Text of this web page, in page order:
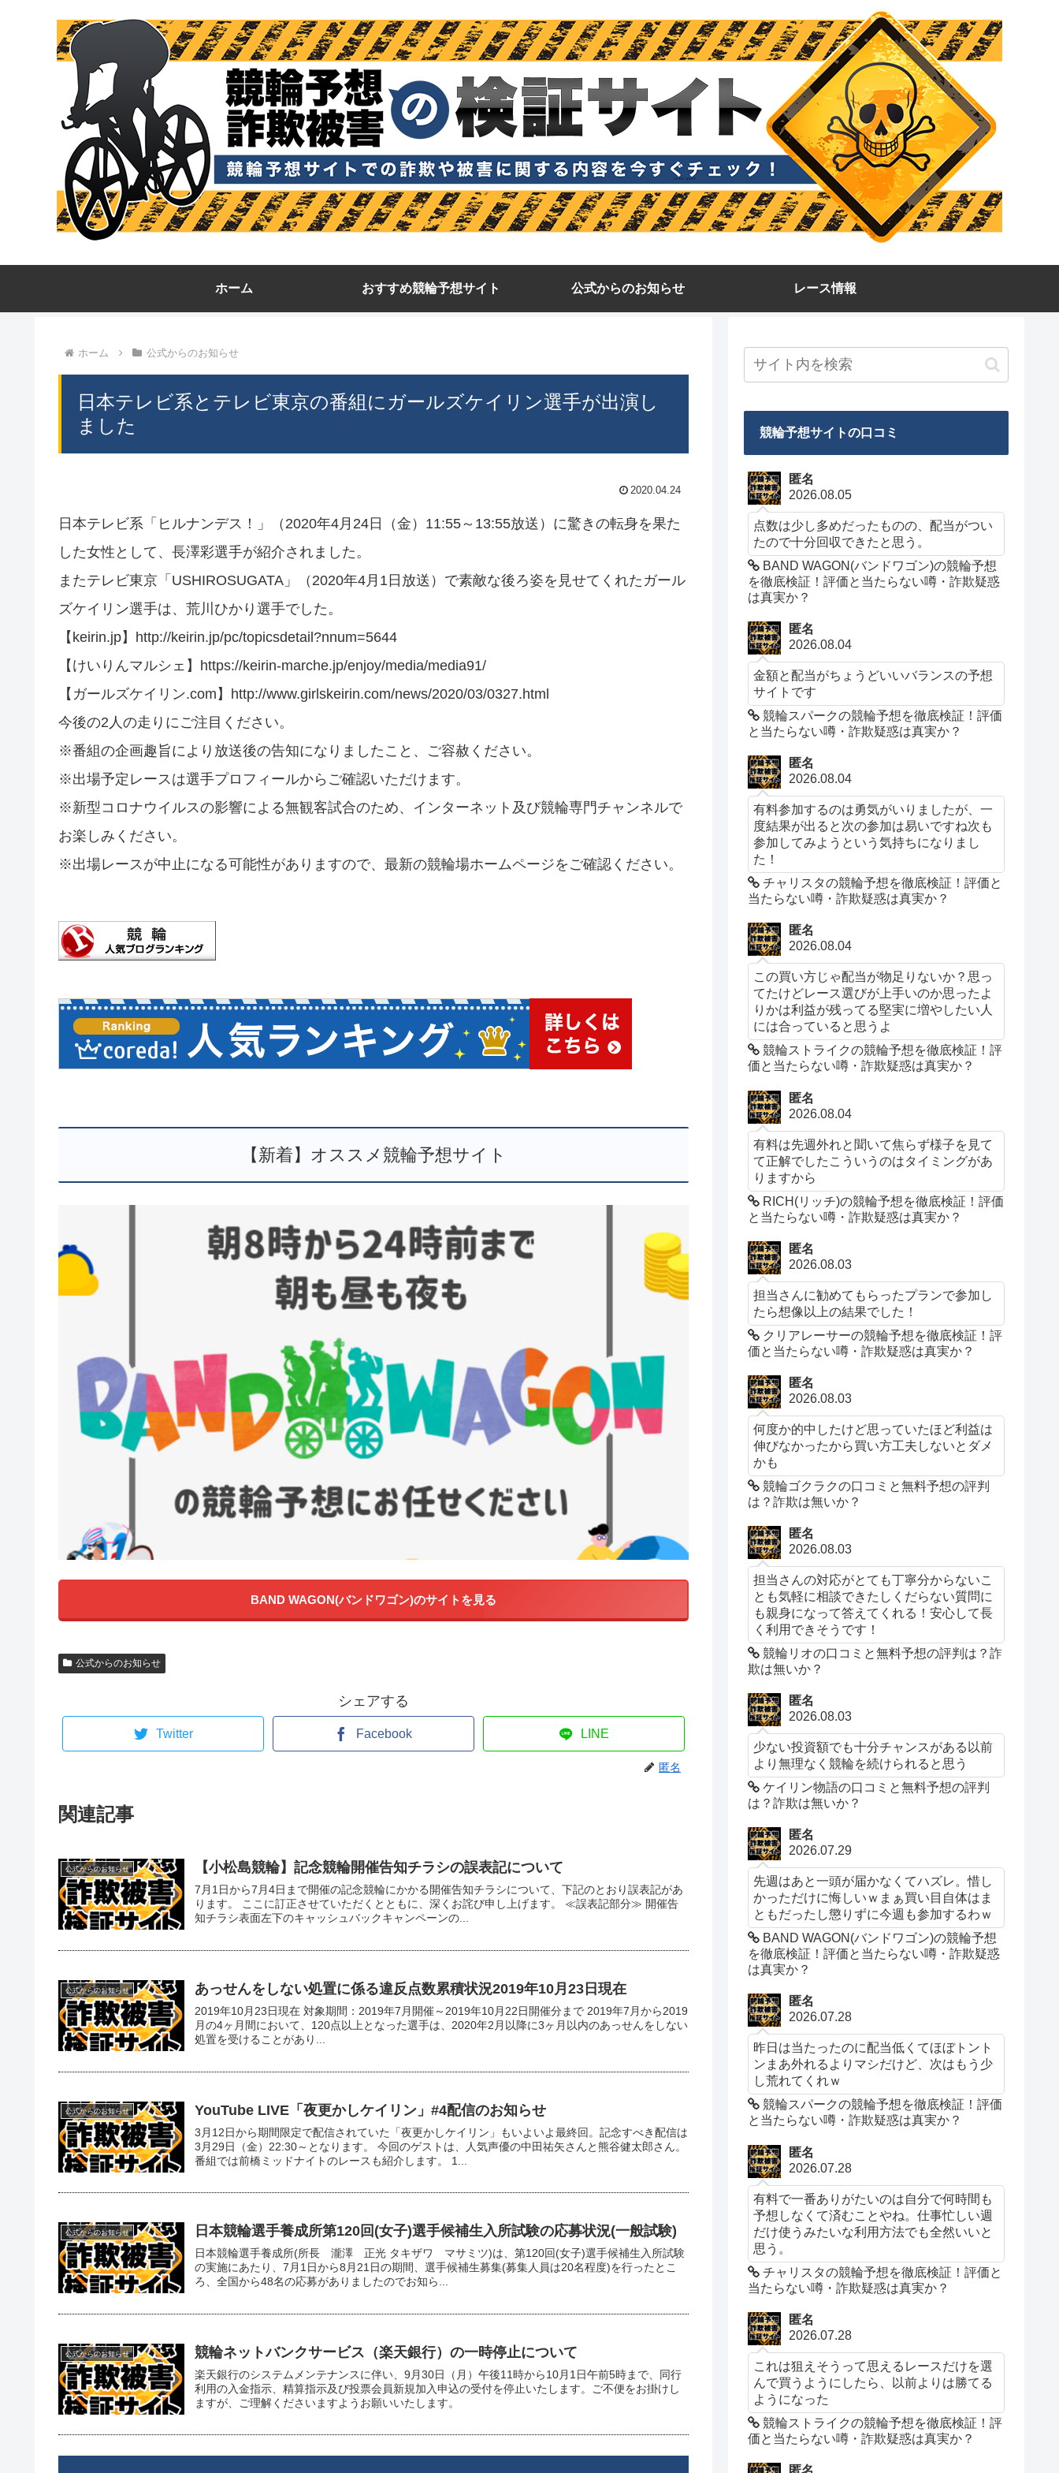
ホーム おすすめ競輪予想サイト 公式からのお知らせ レース情報
ホーム 公式からのお知らせ
日本テレビ系とテレビ東京の番組にガールズケイリン選手が出演し
ました
2020.04.24
日本テレビ系「ヒルナンデス！」（2020年4月24日（金）11:55～13:55放送）に驚きの転身を果た
した女性として、長澤彩選手が紹介されました。
またテレビ東京「USHIROSUGATA」（2020年4月1日放送）で素敵な後ろ姿を見せてくれたガール
ズケイリン選手は、荒川ひかり選手でした。
【keirin.jp】http://keirin.jp/pc/topicsdetail?nnum=5644
【けいりんマルシェ】https://keirin-marche.jp/enjoy/media/media91/
【ガールズケイリン.com】http://www.girlskeirin.com/news/2020/03/0327.html
今後の2人の走りにご注目ください。
※番組の企画趣旨により放送後の告知になりましたこと、ご容赦ください。
※出場予定レースは選手プロフィールからご確認いただけます。
※新型コロナウイルスの影響による無観客試合のため、インターネット及び競輪専門チャンネルで
お楽しみください。
※出場レースが中止になる可能性がありますので、最新の競輪場ホームページをご確認ください。
【新着】オススメ競輪予想サイト
BAND WAGON(バンドワゴン)のサイトを見る
公式からのお知らせ
シェアする
Twitter Facebook LINE
匿名
関連記事
公式からのお知らせ 【小松島競輪】記念競輪開催告知チラシの誤表記について
7月1日から7月4日まで開催の記念競輪にかかる開催告知チラシについて、下記のとおり誤表記があ
ります。 ここに訂正させていただくとともに、深くお詫び申し上げます。 ≪誤表記部分≫ 開催告
知チラシ表面左下のキャッシュバックキャンペーンの...
公式からのお知らせ あっせんをしない処置に係る違反点数累積状況2019年10月23日現在
2019年10月23日現在 対象期間：2019年7月開催～2019年10月22日開催分まで 2019年7月から2019
月の4ヶ月間において、120点以上となった選手は、2020年2月以降に3ヶ月以内のあっせんをしない
処置を受けることがあり...
公式からのお知らせ YouTube LIVE「夜更かしケイリン」#4配信のお知らせ
3月12日から期間限定で配信されていた「夜更かしケイリン」もいよいよ最終回。記念すべき配信は
3月29日（金）22:30～となります。 今回のゲストは、人気声優の中田祐矢さんと熊谷健太郎さん。
番組では前橋ミッドナイトのレースも紹介します。 1...
公式からのお知らせ 日本競輪選手養成所第120回(女子)選手候補生入所試験の応募状況(一般試験)
日本競輪選手養成所(所長 瀧澤 正光 タキザワ マサミツ)は、第120回(女子)選手候補生入所試験
の実施にあたり、7月1日から8月21日の期間、選手候補生募集(募集人員は20名程度)を行ったとこ
ろ、全国から48名の応募がありましたのでお知ら...
公式からのお知らせ 競輪ネットバンクサービス（楽天銀行）の一時停止について
楽天銀行のシステムメンテナンスに伴い、9月30日（月）午後11時から10月1日午前5時まで、同行
利用の入金指示、精算指示及び投票会員新規加入申込の受付を停止いたします。ご不便をお掛けし
ますが、ご理解くださいますようお願いいたします。
競輪予想サイトの口コミ
匿名
2026.08.05
点数は少し多めだったものの、配当がつい
たので十分回収できたと思う。
BAND WAGON(バンドワゴン)の競輪予想
を徹底検証！評価と当たらない噂・詐欺疑惑
は真実か？
匿名
2026.08.04
金額と配当がちょうどいいバランスの予想
サイトです
競輪スパークの競輪予想を徹底検証！評価
と当たらない噂・詐欺疑惑は真実か？
匿名
2026.08.04
有料参加するのは勇気がいりましたが、一
度結果が出ると次の参加は易いですね次も
参加してみようという気持ちになりまし
た！
チャリスタの競輪予想を徹底検証！評価と
当たらない噂・詐欺疑惑は真実か？
匿名
2026.08.04
この買い方じゃ配当が物足りないか？思っ
てたけどレース選びが上手いのか思ったよ
りかは利益が残ってる堅実に増やしたい人
には合っていると思うよ
競輪ストライクの競輪予想を徹底検証！評
価と当たらない噂・詐欺疑惑は真実か？
匿名
2026.08.04
有料は先週外れと聞いて焦らず様子を見て
て正解でしたこういうのはタイミングがあ
りますから
RICH(リッチ)の競輪予想を徹底検証！評価
と当たらない噂・詐欺疑惑は真実か？
匿名
2026.08.03
担当さんに勧めてもらったプランで参加し
たら想像以上の結果でした！
クリアレーサーの競輪予想を徹底検証！評
価と当たらない噂・詐欺疑惑は真実か？
匿名
2026.08.03
何度か的中したけど思っていたほど利益は
伸びなかったから買い方工夫しないとダメ
かも
競輪ゴクラクの口コミと無料予想の評判
は？詐欺は無いか？
匿名
2026.08.03
担当さんの対応がとても丁寧分からないこ
とも気軽に相談できたしくだらない質問に
も親身になって答えてくれる！安心して長
く利用できそうです！
競輪リオの口コミと無料予想の評判は？詐
欺は無いか？
匿名
2026.08.03
少ない投資額でも十分チャンスがある以前
より無理なく競輪を続けられると思う
ケイリン物語の口コミと無料予想の評判
は？詐欺は無いか？
匿名
2026.07.29
先週はあと一頭が届かなくてハズレ。惜し
かっただけに悔しいｗまぁ買い目自体はま
ともだったし懲りずに今週も参加するわｗ
BAND WAGON(バンドワゴン)の競輪予想
を徹底検証！評価と当たらない噂・詐欺疑惑
は真実か？
匿名
2026.07.28
昨日は当たったのに配当低くてほぼトント
ンまあ外れるよりマシだけど、次はもう少
し荒れてくれｗ
競輪スパークの競輪予想を徹底検証！評価
と当たらない噂・詐欺疑惑は真実か？
匿名
2026.07.28
有料で一番ありがたいのは自分で何時間も
予想しなくて済むことやね。仕事忙しい週
だけ使うみたいな利用方法でも全然いいと
思う。
チャリスタの競輪予想を徹底検証！評価と
当たらない噂・詐欺疑惑は真実か？
匿名
2026.07.28
これは狙えそうって思えるレースだけを選
んで買うようにしたら、以前よりは勝てる
ようになった
競輪ストライクの競輪予想を徹底検証！評
価と当たらない噂・詐欺疑惑は真実か？
匿名